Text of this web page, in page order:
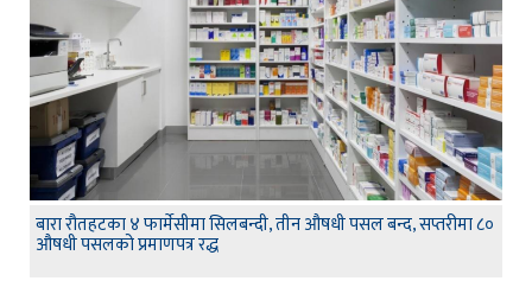
बारा रौतहटका ४ फार्मेसीमा सिलबन्दी, तीन औषधी पसल बन्द, सप्तरीमा ८०
औषधी पसलको प्रमाणपत्र रद्ध